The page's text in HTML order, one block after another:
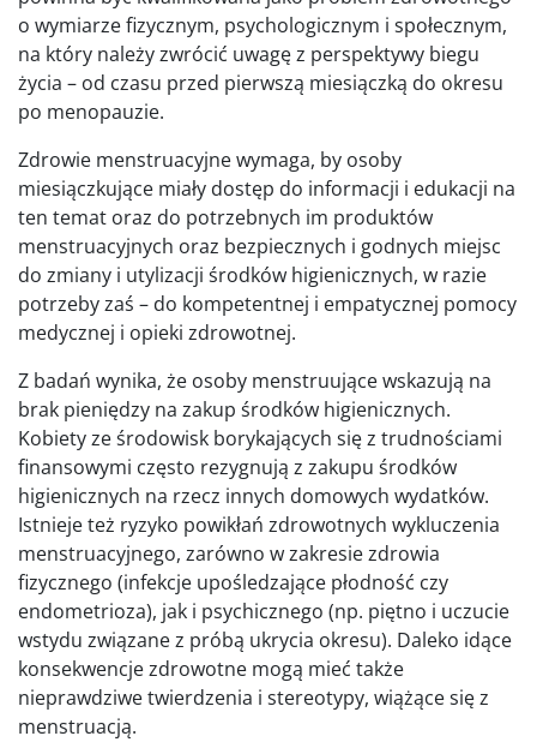
o wymiarze fizycznym, psychologicznym i społecznym,
na który należy zwrócić uwagę z perspektywy biegu
życia – od czasu przed pierwszą miesiączką do okresu
po menopauzie.
Zdrowie menstruacyjne wymaga, by osoby
miesiączkujące miały dostęp do informacji i edukacji na
ten temat oraz do potrzebnych im produktów
menstruacyjnych oraz bezpiecznych i godnych miejsc
do zmiany i utylizacji środków higienicznych, w razie
potrzeby zaś – do kompetentnej i empatycznej pomocy
medycznej i opieki zdrowotnej.
Z badań wynika, że osoby menstruujące wskazują na
brak pieniędzy na zakup środków higienicznych.
Kobiety ze środowisk borykających się z trudnościami
finansowymi często rezygnują z zakupu środków
higienicznych na rzecz innych domowych wydatków.
Istnieje też ryzyko powikłań zdrowotnych wykluczenia
menstruacyjnego, zarówno w zakresie zdrowia
fizycznego (infekcje upośledzające płodność czy
endometrioza), jak i psychicznego (np. piętno i uczucie
wstydu związane z próbą ukrycia okresu). Daleko idące
konsekwencje zdrowotne mogą mieć także
nieprawdziwe twierdzenia i stereotypy, wiążące się z
menstruacją.